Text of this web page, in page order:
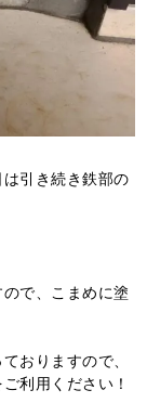
引き続き鉄部の
で、こまめに塗
おりますので、
利用ください！